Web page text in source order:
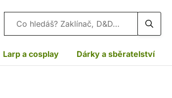
Vyhledávání
Larp a cosplay Dárky a sběratelství